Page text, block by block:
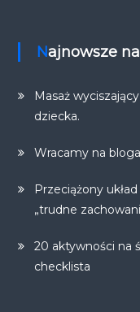
Najnowsze
Masaż
dziecka.
Wracamy na
Przeciążony
„trudne
20 aktywności na
checklista